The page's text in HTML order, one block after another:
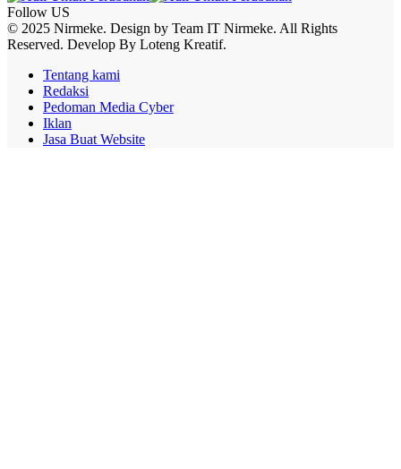
Follow US
© 2025 Nirmeke. Design by Team IT Nirmeke. All Rights
Reserved. Develop By Loteng Kreatif.
Tentang kami
Redaksi
Pedoman Media Cyber
Iklan
Jasa Buat Website